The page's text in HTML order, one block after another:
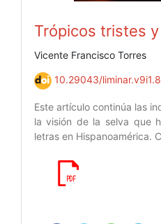
Trópicos tristes
Vicente Francisco Torres
10.29043/
Este artículo continúa las
la visión de la selva que
letras en Hispanoamérica.